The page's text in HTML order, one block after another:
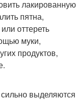
лакированную
пятна,
оттереть
муки,
продуктов,
выделяются